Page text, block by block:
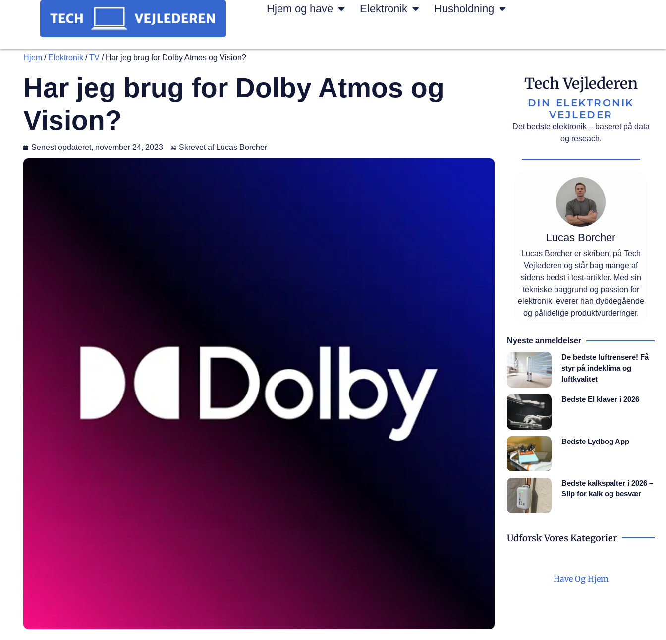
Hjem og have Elektronik Husholdning
Hjem / Elektronik /TV / Har jeg brug for Dolby Atmos og Vision?
Har jeg brug for Dolby Atmos og
Vision?
Senest opdateret, november 24, 2023 Skrevet afLucas Borcher
Tech Vejlederen
DIN ELEKTRONIK
VEJLEDER
Det bedste elektronik – baseret på data
og reseach.
Lucas Borcher
Lucas Borcher er skribent på Tech
Vejlederen og står bag mange af
sidens bedst i test-artikler. Med sin
tekniske baggrund og passion for
elektronik leverer han dybdegående
og pålidelige produktvurderinger.
Nyeste anmeldelser
De bedste luftrensere! Få
styr på indeklima og
luftkvalitet
Bedste El klaver i 2026
Bedste Lydbog App
Bedste kalkspalter i 2026 –
Slip for kalk og besvær
Udforsk Vores Kategorier
Have Og Hjem